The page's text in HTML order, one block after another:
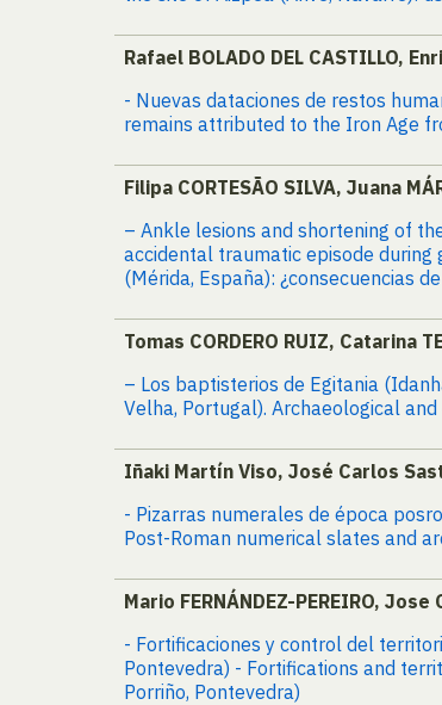
Rafael BOLADO DEL CASTILLO,
- Nuevas dataciones de restos
remains attributed to the Iron Age
Filipa CORTESÃO SILVA, Juana
– Ankle lesions and shortening of
accidental traumatic episode during
(Mérida, España): ¿consecuencias
Tomas CORDERO RUIZ, Catarina
– Los baptisterios de Egitania
Velha, Portugal). Archaeological
Iñaki Martín Viso, José Carlos
- Pizarras numerales de época
Post-Roman numerical slates and
Mario FERNÁNDEZ-PEREIRO,
- Fortificaciones y control del
Pontevedra) - Fortifications and
Porriño, Pontevedra)